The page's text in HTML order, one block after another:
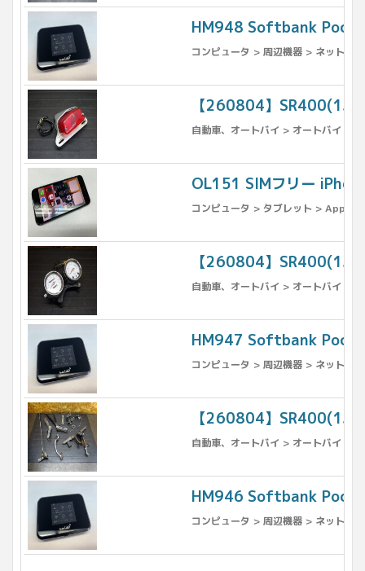
HM948 Softbank
コンピュータ > 周辺機器 > ネットワ
【260804】
自動車、オートバイ > オートバイ >
OL151 SIMフリー
コンピュータ > タブレット > Apple
【260804】
自動車、オートバイ > オートバイ >
HM947 Softbank
コンピュータ > 周辺機器 > ネットワ
【260804】
自動車、オートバイ > オートバイ >
HM946 Softbank
コンピュータ > 周辺機器 > ネットワ